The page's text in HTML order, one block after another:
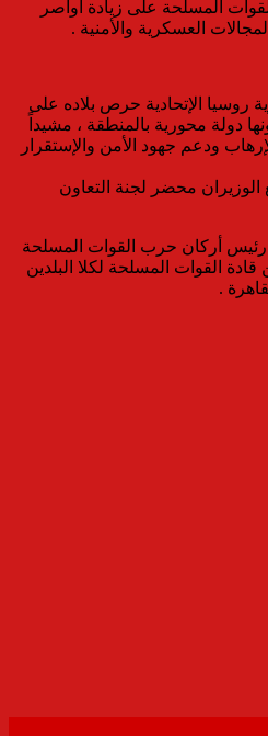
المسلحة على زيادة أواصر
العسكرية والأمنية .
روسيا الإتحادية حرص بلاده على
دولة محورية بالمنطقة ، مشيداً
ودعم جهود الأمن والإستقرار
الوزيران محضر لجنة التعاون
رئيس أركان حرب القوات المسلحة
القوات المسلحة لكلا البلدين
.